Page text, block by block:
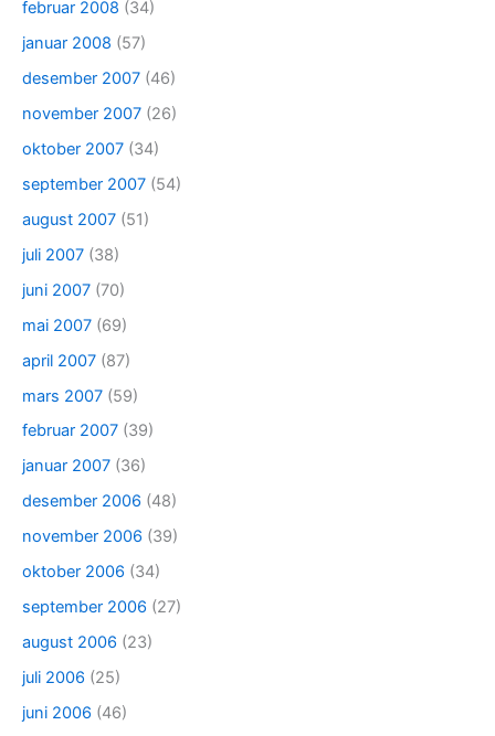
februar 2008 (34)
januar 2008 (57)
desember 2007 (46)
november 2007 (26)
oktober 2007 (34)
september 2007 (54)
august 2007 (51)
juli 2007 (38)
juni 2007 (70)
mai 2007 (69)
april 2007 (87)
mars 2007 (59)
februar 2007 (39)
januar 2007 (36)
desember 2006 (48)
november 2006 (39)
oktober 2006 (34)
september 2006 (27)
august 2006 (23)
juli 2006 (25)
juni 2006 (46)